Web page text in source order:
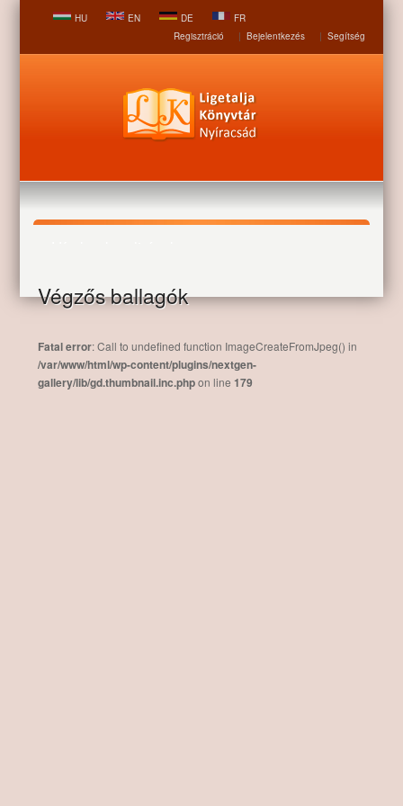
HU EN DE
FR
Regisztráció
| Bejelentkezés | Segítség
Nyitólap Hírek, aktualitások Végzős ballagók
Végzős ballagók
Fatal error: Call to undefined function ImageCreateFromJpeg() in
/var/www/html/wp-content/plugins/nextgen-
gallery/lib/gd.thumbnail.inc.phpon line179